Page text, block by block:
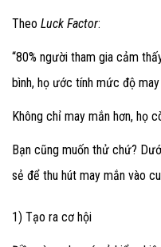
Theo Luck Factor:
“80% người tham gia cảm
bình, họ ước tính mức độ
Không chỉ may mắn hơn, họ
Bạn cũng muốn thử chứ?
sẻ để thu hút may mắn vào
1) Tạo ra cơ hội